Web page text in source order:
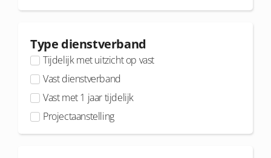
Type dienstverband
Tijdelijk met uitzicht op vast
Vast dienstverband
Vast met 1 jaar tijdelijk
Projectaanstelling